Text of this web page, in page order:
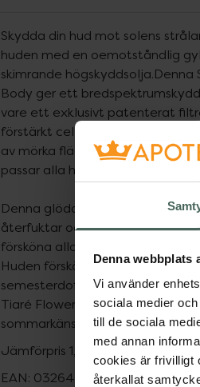
Denna webbplats
Vi använder
sociala medier
till de sociala
med annan
cookies är frivilligt
återkallat
Skydda din hud mot solens
huden med en oemotståndlig
skimrande högskyddsolja.Denna
Body ger ett
vare ett exklusivt patenterat
förstärkt cellulärt skydd mot
av mörka fläckar. Den är
passar alla hudtyper.
Denna glödande textur av
återfuktar och tränger in
försköna alla hudtoner med en
Huden förskönas, återfuktas och
semesterdoften fängslar
Tiaré Flower och Vanilla, en
sommarkänslan.
Jämförpris 1,70 kr/ml
EAN: 03264680042003